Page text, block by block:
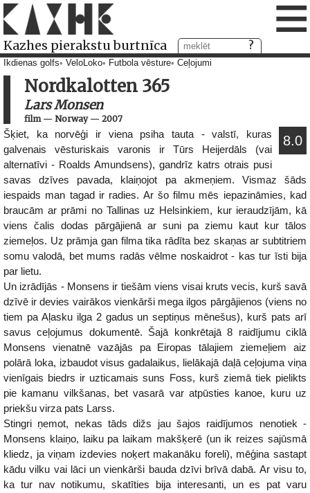
Kazhes pierakstu burtnīca ≡
Ikdienas golfs VeloLoko Futbola vēsture Ceļojumi
Nordkalotten 365
Lars Monsen
film— Norway— 2007
8.0
Šķiet, ka norvēģi ir viena psiha tauta - valstī, kuras
galvenais vēsturiskais varonis ir Tūrs Heijerdāls (vai
alternatīvi - Roalds Amundsens), gandrīz katrs otrais pusi
savas dzīves pavada, klaiņojot pa akmeņiem. Vismaz šāds
iespaids man tagad ir radies. Ar šo filmu mēs iepazināmies, kad
braucām ar prāmi no Tallinas uz Helsinkiem, kur ieraudzījām, kā
viens čalis dodas pārgājienā ar suni pa ziemu kaut kur tālos
ziemeļos. Uz prāmja gan filma tika rādīta bez skaņas ar subtitriem
somu valodā, bet mums radās vēlme noskaidrot - kas tur īsti bija
par lietu.
Un izrādījās - Monsens ir tiešām viens visai kruts vecis, kurš savā
dzīvē ir devies vairākos vienkārši mega ilgos pārgājienos (viens no
tiem pa Aļasku ilga 2 gadus un septiņus mēnešus), kurš pats arī
savus ceļojumus dokumentē. Šajā konkrētajā 8 raidījumu ciklā
Monsens vienatnē vazājās pa Eiropas tālajiem ziemeļiem aiz
polārā loka, izbaudot visus gadalaikus, lielākajā daļā ceļojuma viņa
vienīgais biedrs ir uzticamais suns Foss, kurš ziemā tiek pielikts
pie kamanu vilkšanas, bet vasarā var atpūsties kanoe, kuru uz
priekšu virza pats Larss.
Stingri ņemot, nekas tāds dižs jau šajos raidījumos nenotiek -
Monsens klaiņo, laiku pa laikam makšķerē (un ik reizes sajūsmā
kliedz, ja viņam izdevies noķert makanāku foreli), mēģina sastapt
kādu vilku vai lāci un vienkārši bauda dzīvi brīvā dabā. Ar visu to,
ka tur nav notikumu, skatīties bija interesanti, un es pat varu